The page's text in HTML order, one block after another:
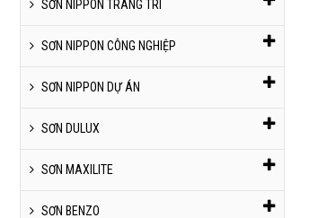
SƠN NIPPON TRANG TRÍ
SƠN NIPPON CÔNG NGHIỆP
SƠN NIPPON DỰ ÁN
SƠN DULUX
SƠN MAXILITE
SƠN BENZO